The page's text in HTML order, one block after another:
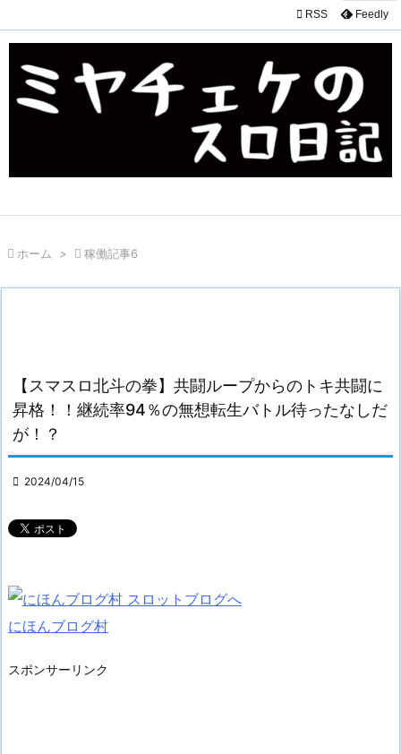
 RSS Feedly
 ホーム >  稼働記事6
【スマスロ北斗の拳】共闘ループからのトキ共闘に
昇格！！継続率94％の無想転生バトル待ったなしだ
が！？
 2024/04/15
にほんブログ村
スポンサーリンク